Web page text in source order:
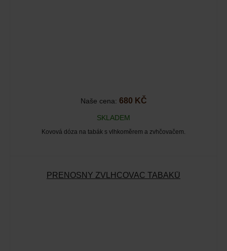
Naše cena: 680 KČ
SKLADEM
Kovová dóza na tabák s vlhkoměrem a zvhčovačem.
PŘENOSNÝ ZVLHČOVAČ TABÁKŮ